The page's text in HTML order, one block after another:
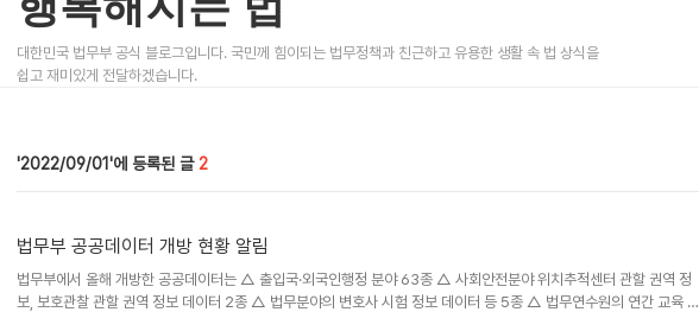
대한민국 법무부 공식 블로그입니다. 국민께 힘이되는 법무정책과 친근하고 유용한 생활 속 법 상식을
쉽고 재미있게 전달하겠습니다.
2022/09/01 2
법무부 공공데이터 개방 현황 알림
법무부에서 올해 개방한 공공데이터는 △ 출입국·외국인행정 분야 63종 △ 사회안전분야 위치추적센터 관할 권역 정
보, 보호관찰 관할 권역 정보 데이터 2종 △ 법무분야의 변호사 시험 정보 데이터 등 5종 △ 법무연수원의 연간 교육 일